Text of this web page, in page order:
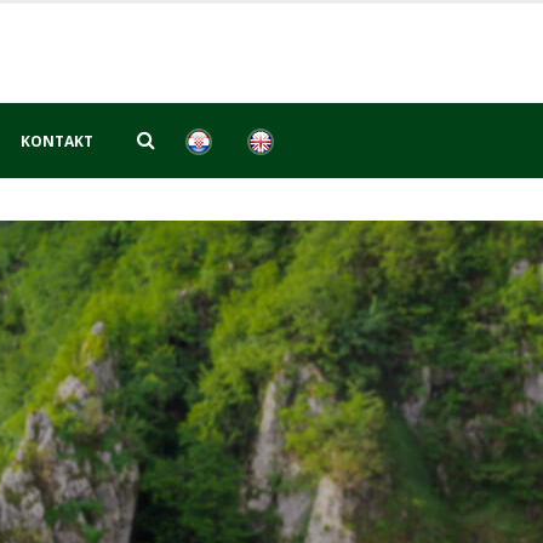
KONTAKT